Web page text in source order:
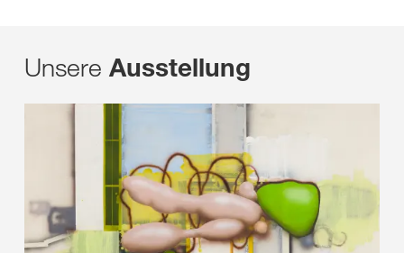
Unsere Ausstellung